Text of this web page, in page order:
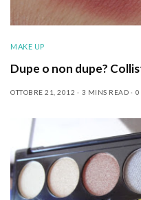
MAKE UP
Dupe o non dupe?
OTTOBRE 21, 2012 3 MINS READ 0